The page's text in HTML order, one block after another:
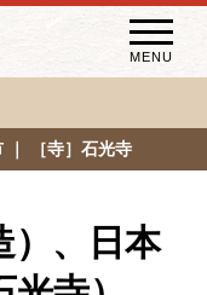
MENU
｜ ［寺］石光寺
）、日本